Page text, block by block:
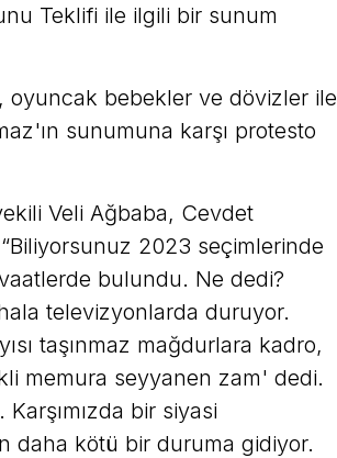
Teklifi ile ilgili bir sunum
oyuncak bebekler ve dövizler ile
sunumuna karşı protesto
Veli Ağbaba, Cevdet
2023 seçimlerinde
bulundu. Ne dedi?
televizyonlarda duruyor.
taşınmaz mağdurlara kadro,
memura seyyanen zam' dedi.
bir siyasi
daha kötü bir duruma gidiyor.